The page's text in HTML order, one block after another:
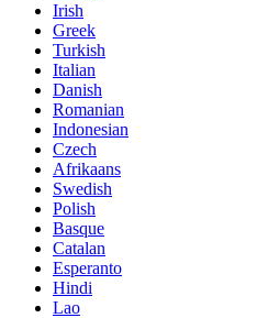
Irish
Greek
Turkish
Italian
Danish
Romanian
Indonesian
Czech
Afrikaans
Swedish
Polish
Basque
Catalan
Esperanto
Hindi
Lao